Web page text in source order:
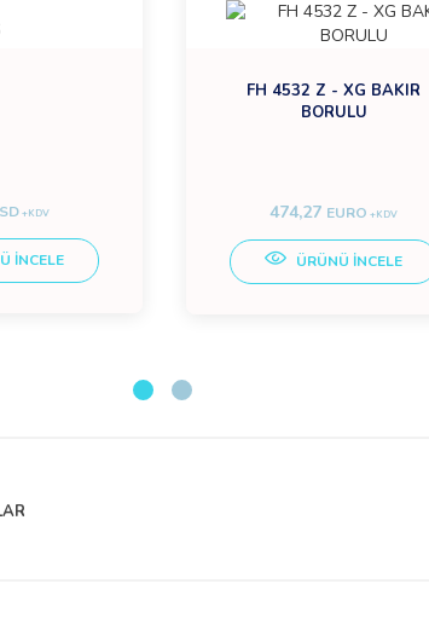
+KDV
İNCELE
FH 4532 Z - XG BAKIR
BORULU
474,27 EURO +KDV
ÜRÜNÜ İNCELE